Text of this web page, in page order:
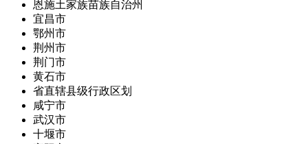
恩施土家族苗族自治州
宜昌市
鄂州市
荆州市
荆门市
黄石市
省直辖县级行政区划
咸宁市
武汉市
十堰市